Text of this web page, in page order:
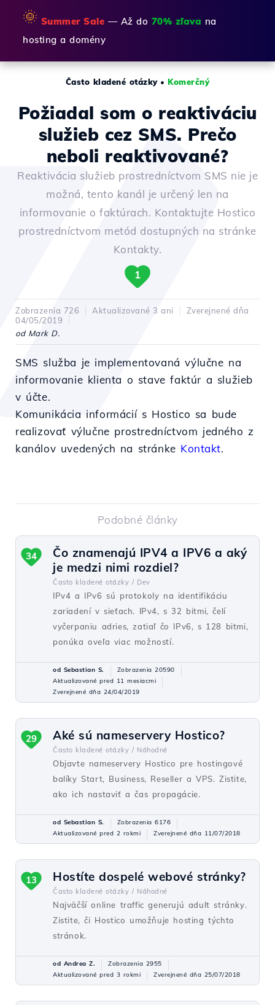
🌞 Summer Sale — Až do 70% zľava na
hosting a domény
Často kladené otázky•Komerčný
Požiadal som o reaktiváciu
služieb cez SMS. Prečo
neboli reaktivované?
Reaktivácia služieb prostredníctvom SMS nie je
možná, tento kanál je určený len na
informovanie o faktúrach. Kontaktujte Hostico
prostredníctvom metód dostupných na stránke
Kontakty.
1
Zobrazenia 726 Aktualizované 3 ani
Zverejnené dňa
04/05/2019
od Mark D.
SMS služba je implementovaná výlučne na
informovanie klienta o stave faktúr a služieb
v účte.
Komunikácia informácií s Hostico sa bude
realizovať výlučne prostredníctvom jedného z
kanálov uvedených na stránke Kontakt.
Podobné články
Čo znamenajú IPV4 a IPV6 a aký
je medzi nimi rozdiel?
Často kladené otázky / Dev
IPv4 a IPv6 sú protokoly na identifikáciu
zariadení v sieťach. IPv4, s 32 bitmi, čelí
vyčerpaniu adries, zatiaľ čo IPv6, s 128 bitmi,
ponúka oveľa viac možností.
34
od Sebastian S.
Zobrazenia 20590
Aktualizované pred 11 mesiacmi
Zverejnené dňa 24/04/2019
Aké sú nameservery Hostico?
Často kladené otázky / Náhodné
Objavte nameservery Hostico pre hostingové
balíky Start, Business, Reseller a VPS. Zistite,
ako ich nastaviť a čas propagácie.
29
od Sebastian S.
Zobrazenia 6176
Aktualizované pred 2 rokmi
Zverejnené dňa 11/07/2018
Hostíte dospelé webové stránky?
Často kladené otázky / Náhodné
Najväčší online traffic generujú adult stránky.
Zistite, či Hostico umožňuje hosting týchto
stránok.
13
od Andrea Z.
Zobrazenia 2955
Aktualizované pred 3 rokmi
Zverejnené dňa 25/07/2018